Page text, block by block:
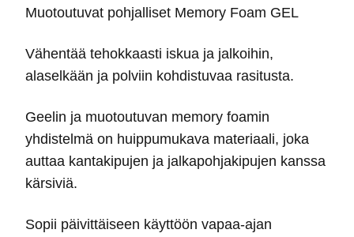
Muotoutuvat pohjalliset Memory Foam GEL
Vähentää tehokkaasti iskua ja jalkoihin,
alaselkään ja polviin kohdistuvaa rasitusta.
Geelin ja muotoutuvan memory foamin
yhdistelmä on huippumukava materiaali, joka
auttaa kantakipujen ja jalkapohjakipujen kanssa
kärsiviä.
Sopii päivittäiseen käyttöön vapaa-ajan